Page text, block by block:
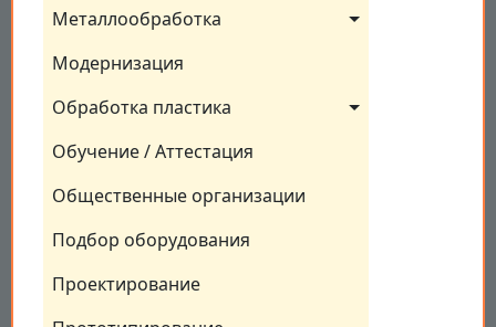
Металлообработка
Модернизация
Обработка пластика
Обучение / Аттестация
Общественные организации
Подбор оборудования
Проектирование